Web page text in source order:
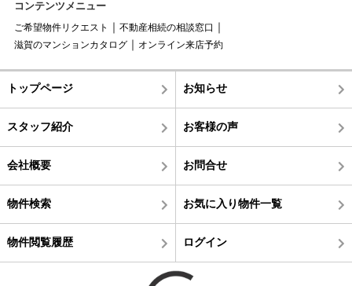
コンテンツメニュー
ご希望物件リクエスト
不動産相続の相談窓口
滋賀のマンションカタログ
オンライン来店予約
トップページ お知らせ
スタッフ紹介 お客様の声
会社概要 お問合せ
物件検索 お気に入り物件一覧
物件閲覧履歴 ログイン